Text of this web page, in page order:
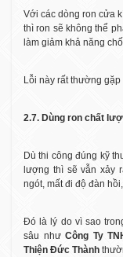
Với các dòng ron cửa
thì ron sẽ không thể
làm giảm khả năng
Lỗi này rất thường
2.7. Dùng ron chất
Dù thi công đúng kỹ
lượng thì sẽ vẫn xảy
ngót, mất đi độ đàn
Đó là lý do vì sao
sâu nhưCông Ty
Thiện Đức Thành